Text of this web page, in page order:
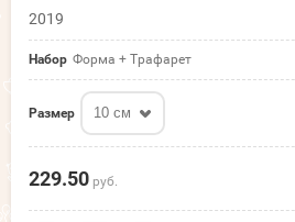
2019
Набор Форма + Трафарет
Размер 10 см
229.50 руб.